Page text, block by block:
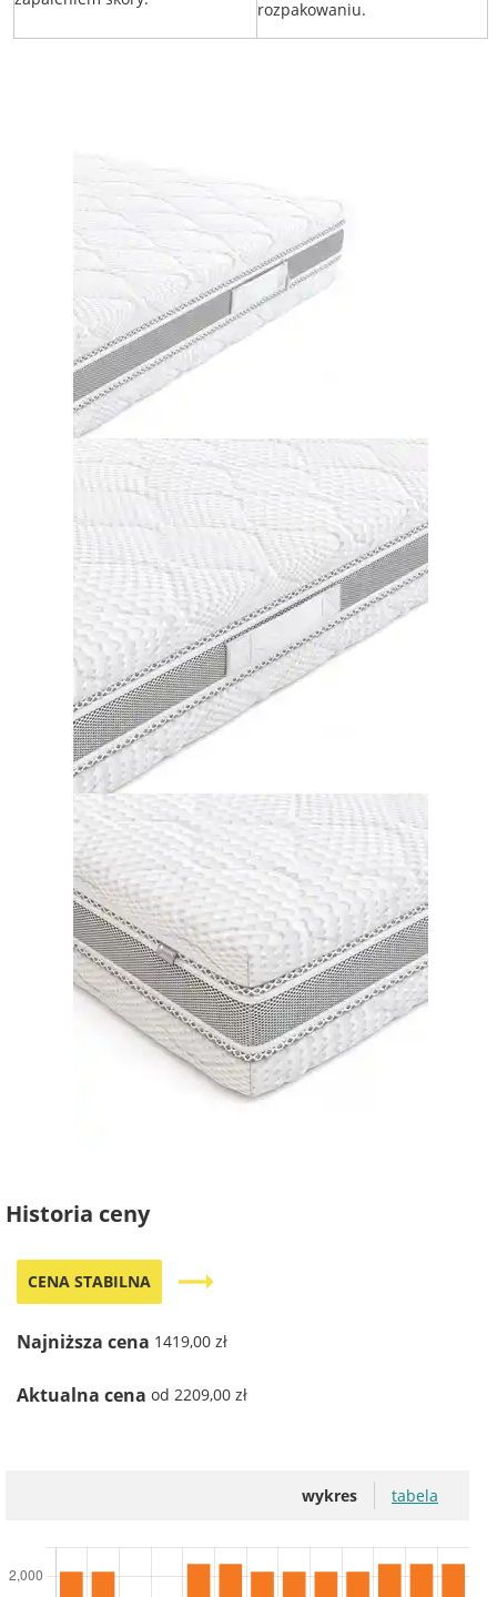
rozpakowaniu.
Historia ceny
CENA STABILNA trending_flat
Najniższa cena 1419,00 zł
Aktualna cena od 2209,00 zł
wykres tabela